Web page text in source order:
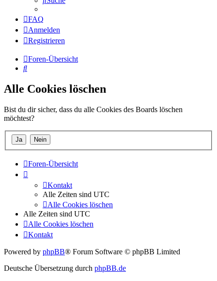
FAQ
Anmelden
Registrieren
Foren-Übersicht
Suche
Alle Cookies löschen
Bist du dir sicher, dass du alle Cookies des Boards löschen
möchtest?
Foren-Übersicht
Kontakt
Alle Zeiten sind UTC
Alle Cookies löschen
Alle Zeiten sind UTC
Alle Cookies löschen
Kontakt
Powered by phpBB® Forum Software © phpBB Limited
Deutsche Übersetzung durch phpBB.de